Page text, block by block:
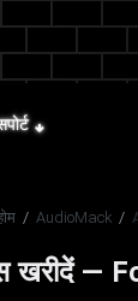
/ AudioMack /
खरीदें —